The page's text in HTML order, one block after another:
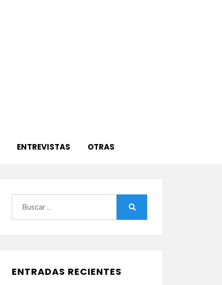
ENTREVISTAS OTRAS
ENTRADAS RECIENTES